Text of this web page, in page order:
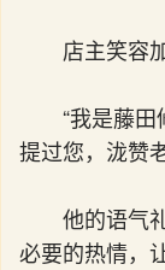
店主笑容
“我是藤
提过您，泷赞
他的语气
必要的热情，